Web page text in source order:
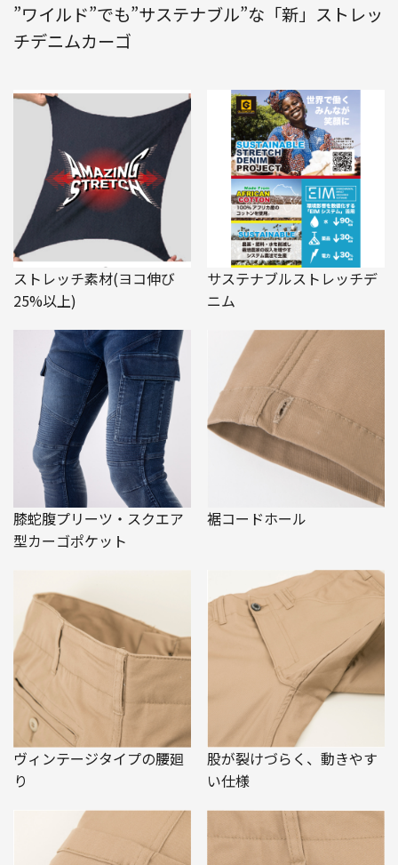
”ワイルド”でも”サステナブル”な「新」ストレッ
チデニムカーゴ
ストレッチ素材(ヨコ伸び
25%以上)
サステナブルストレッチデ
ニム
膝蛇腹プリーツ・スクエア
型カーゴポケット
裾コードホール
ヴィンテージタイプの腰廻
り
股が裂けづらく、動きやす
い仕様